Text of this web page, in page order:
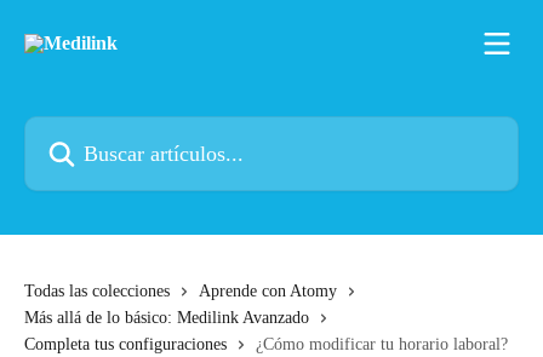
Buscar artículos...
Todas las colecciones
Aprende con Atomy
Más allá de lo básico: Medilink Avanzado
Completa tus configuraciones
¿Cómo modificar tu horario laboral?